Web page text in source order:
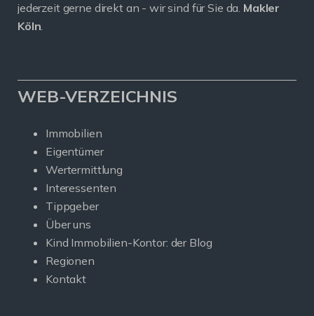
jederzeit gerne direkt an - wir sind für Sie da. Makler
Köln.
WEB-VERZEICHNIS
Immobilien
Eigentümer
Wertermittlung
Interessenten
Tippgeber
Über uns
Kind Immobilien-Kontor: der Blog
Regionen
Kontakt